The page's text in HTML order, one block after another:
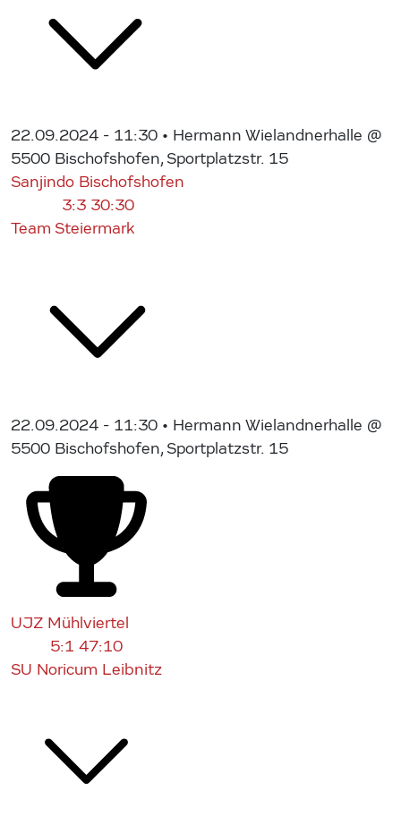
22.09.2024 - 11:30 • Hermann Wielandnerhalle @
5500 Bischofshofen, Sportplatzstr. 15
Sanjindo Bischofshofen
3:3 30:30
Team Steiermark
22.09.2024 - 11:30 • Hermann Wielandnerhalle @
5500 Bischofshofen, Sportplatzstr. 15
UJZ Mühlviertel
5:1 47:10
SU Noricum Leibnitz